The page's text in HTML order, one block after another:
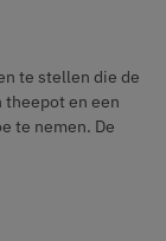
te stellen die de
en een
te nemen. De